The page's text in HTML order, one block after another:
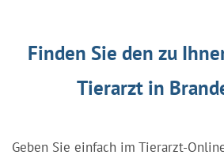
Finden Sie den zu
Tierarzt in
Geben Sie einfach im Tierarzt-